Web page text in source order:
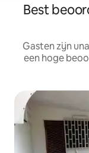
Best
Gasten zijn
een hoge